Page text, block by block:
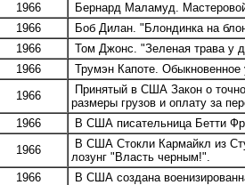
1966
Бернард Маламуд.
1966
Боб Дилан. "Блондинка на
1966
Том Джонс. "Зеленая трава у
1966
Трумэн Капоте. Обыкновенное
1966
Принятый в США Закон о
размеры грузов и оплату за
1966
В США писательница Бетти
1966
В США Стокли Кармайкл из
лозунг "Власть черным!".
1966
В США создана